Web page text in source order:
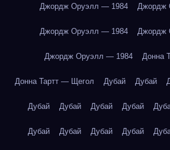
Джордж Оруэлл — 1984 Джордж
Джордж Оруэлл — 1984 Джордж
Джордж Оруэлл — 1984 Донна
Донна Тартт — Щегол Дубай Дубай
Дубай Дубай Дубай Дубай
Дубай Дубай Дубай Дубай